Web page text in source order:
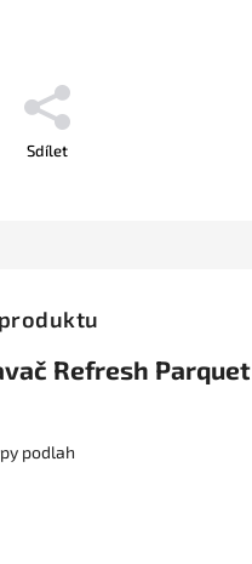
Sdílet
Refresh Parquet
podlah